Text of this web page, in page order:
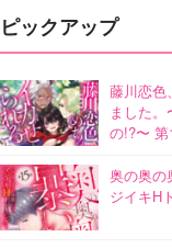
ピックアップ
藤川恋色
ました
の!?〜
奥の奥の
ジイキH